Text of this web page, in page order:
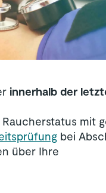
innerhalb der
mit
bei
über Ihre